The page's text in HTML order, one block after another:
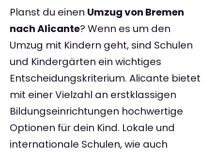
Planst du einen Umzug von Bremen
nach Alicante? Wenn es um den
Umzug mit Kindern geht, sind Schulen
und Kindergärten ein wichtiges
Entscheidungskriterium. Alicante bietet
mit einer Vielzahl an erstklassigen
Bildungseinrichtungen hochwertige
Optionen für dein Kind. Lokale und
internationale Schulen, wie auch